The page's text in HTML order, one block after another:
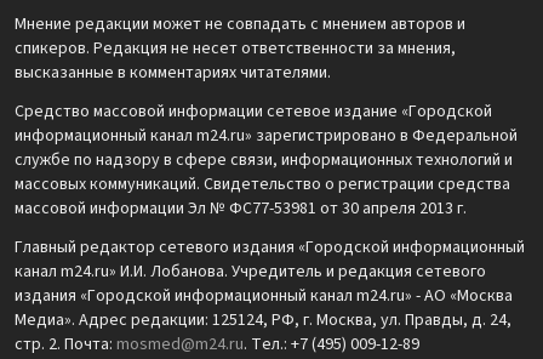
Мнение редакции может не совпадать с мнением авторов и
спикеров. Редакция не несет ответственности за мнения,
высказанные в комментариях читателями.
Средство массовой информации сетевое издание «Городской
информационный канал m24.ru» зарегистрировано в Федеральной
службе по надзору в сфере связи, информационных технологий и
массовых коммуникаций. Свидетельство о регистрации средства
массовой информации Эл № ФС77-53981 от 30 апреля 2013 г.
Главный редактор сетевого издания «Городской информационный
канал m24.ru» И.И. Лобанова. Учредитель и редакция сетевого
издания «Городской информационный канал m24.ru» - АО «Москва
Медиа». Адрес редакции: 125124, РФ, г. Москва, ул. Правды, д. 24,
стр. 2. Почта: mosmed@m24.ru. Тел.: +7 (495) 009-12-89